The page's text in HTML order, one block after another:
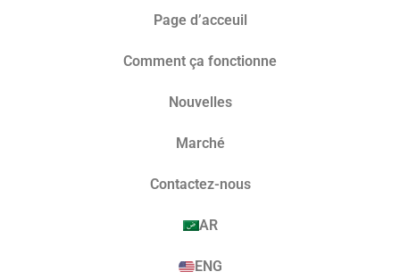
Page d’acceuil
Comment ça fonctionne
Nouvelles
Marché​
Contactez-nous
AR
ENG